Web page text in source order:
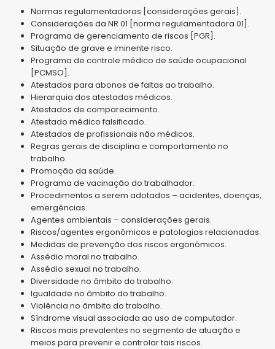
Normas regulamentadoras [considerações gerais].
Considerações da NR 01 [norma regulamentadora 01].
Programa de gerenciamento de riscos [PGR].
Situação de grave e iminente risco.
Programa de controle médico de saúde ocupacional
[PCMSO].
Atestados para abonos de faltas ao trabalho.
Hierarquia dos atestados médicos.
Atestados de comparecimento.
Atestado médico falsificado.
Atestados de profissionais não médicos.
Regras gerais de disciplina e comportamento no
trabalho.
Promoção da saúde.
Programa de vacinação do trabalhador.
Procedimentos a serem adotados – acidentes, doenças,
emergências.
Agentes ambientais – considerações gerais.
Riscos/agentes ergonômicos e patologias relacionadas.
Medidas de prevenção dos riscos ergonômicos.
Assédio moral no trabalho.
Assédio sexual no trabalho.
Diversidade no âmbito do trabalho.
Igualdade no âmbito do trabalho.
Violência no âmbito do trabalho.
Síndrome visual associada ao uso de computador.
Riscos mais prevalentes no segmento de atuação e
meios para prevenir e controlar tais riscos.